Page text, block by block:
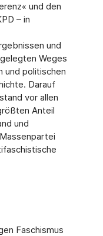
und den
– in
und
Weges
und politischen
Darauf
vor allen
Anteil
und
Faschismus